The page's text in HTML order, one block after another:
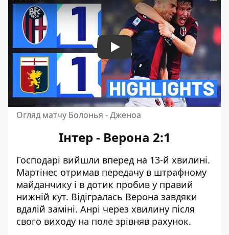
Play
Огляд матчу Болонья - Дженоа
Інтер - Верона 2:1
Господарі вийшли вперед на 13-й хвилині.
Мартінес отримав передачу в штрафному
майданчику і в дотик пробив у правий
нижній кут. Відігралась Верона завдяки
вдалій заміні. Анрі через хвилину після
свого виходу на поле зрівняв рахунок.